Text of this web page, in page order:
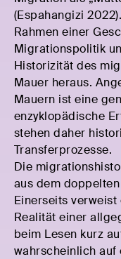
(Espahangizi
Rahmen einer
Migrationspolitik
Historizität des
Mauer heraus.
Mauern ist eine
enzyklopädische
stehen daher
Transferprozesse.
Die
aus dem
Einerseits
Realität einer
beim Lesen kurz
wahrscheinlich auf